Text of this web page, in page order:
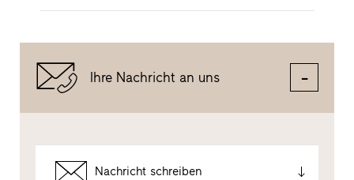
Ihre Nachricht an uns
Nachricht schreiben